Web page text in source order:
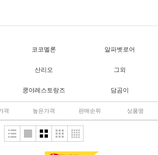
코코멜론 알파벳로어
산리오 그외
쿵야레스토랑즈 담곰이
격 높은가격 판매순위 상품명